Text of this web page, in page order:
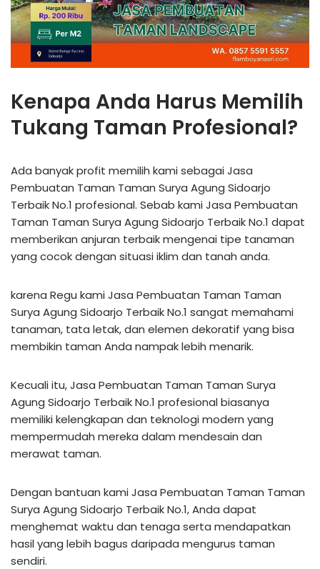
Kenapa Anda Harus Memilih
Tukang Taman Profesional?
Ada banyak profit memilih kami sebagai Jasa
Pembuatan Taman Taman Surya Agung Sidoarjo
Terbaik No.1 profesional. Sebab kami Jasa Pembuatan
Taman Taman Surya Agung Sidoarjo Terbaik No.1 dapat
memberikan anjuran terbaik mengenai tipe tanaman
yang cocok dengan situasi iklim dan tanah anda.
karena Regu kami Jasa Pembuatan Taman Taman
Surya Agung Sidoarjo Terbaik No.1 sangat memahami
tanaman, tata letak, dan elemen dekoratif yang bisa
membikin taman Anda nampak lebih menarik.
Kecuali itu, Jasa Pembuatan Taman Taman Surya
Agung Sidoarjo Terbaik No.1 profesional biasanya
memiliki kelengkapan dan teknologi modern yang
mempermudah mereka dalam mendesain dan
merawat taman.
Dengan bantuan kami Jasa Pembuatan Taman Taman
Surya Agung Sidoarjo Terbaik No.1, Anda dapat
menghemat waktu dan tenaga serta mendapatkan
hasil yang lebih bagus daripada mengurus taman
sendiri.